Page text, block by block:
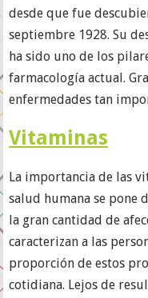
desde que fue
septiembre 1928. Su
ha sido uno de los
farmacología actual.
enfermedades tan
Vitaminas
La importancia de las
salud humana se pone
la gran cantidad de
caracterizan a las
proporción de estos
cotidiana. Lejos de